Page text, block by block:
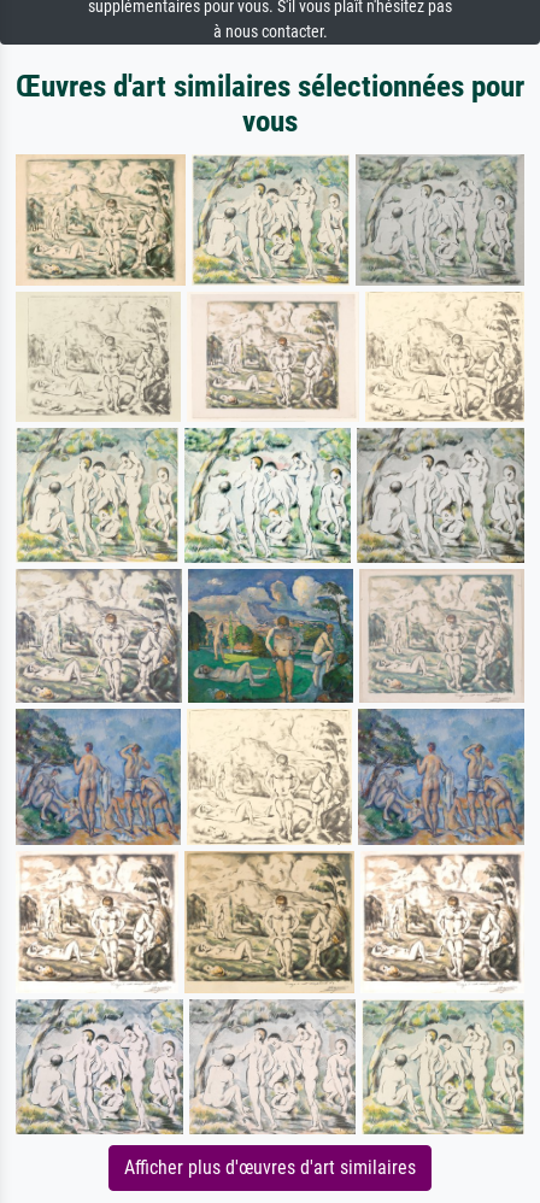
supplémentaires pour vous. S'il vous plaît n'hésitez pas
à nous contacter.
Œuvres d'art similaires sélectionnées pour
vous
Afficher plus d'œuvres d'art similaires